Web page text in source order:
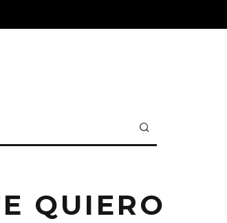
QUIERO